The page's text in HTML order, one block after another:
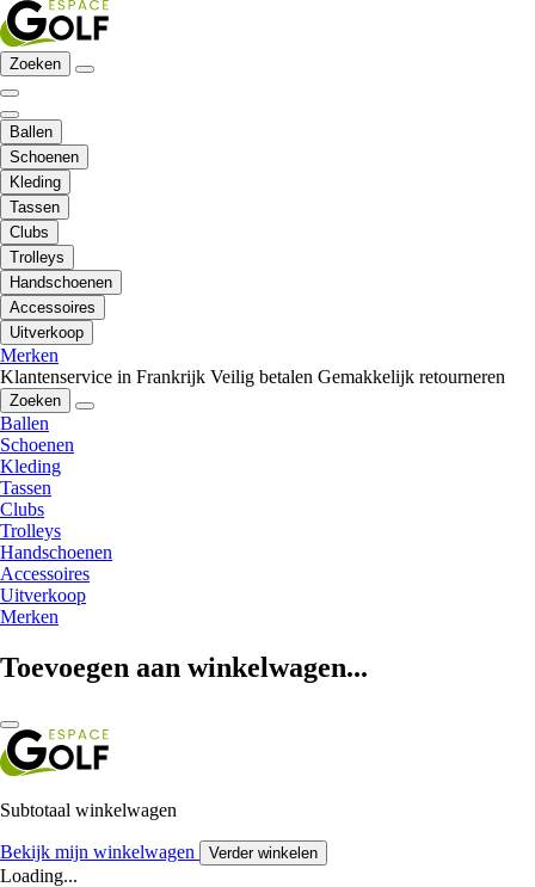
Zoeken
Ballen
Schoenen
Kleding
Tassen
Clubs
Trolleys
Handschoenen
Accessoires
Uitverkoop
Merken
Klantenservice in Frankrijk Veilig betalen Gemakkelijk retourneren
Zoeken
Ballen
Schoenen
Kleding
Tassen
Clubs
Trolleys
Handschoenen
Accessoires
Uitverkoop
Merken
Toevoegen aan winkelwagen...
Subtotaal winkelwagen
Bekijk mijn winkelwagen Verder winkelen
Loading...